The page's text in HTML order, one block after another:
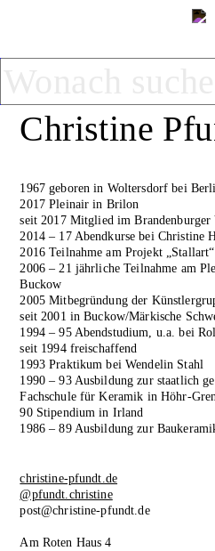
Christine
1967 geboren in Woltersdorf bei
2017 Pleinair in Brilon
seit 2017 Mitglied im Brandenburger
2014 – 17 Abendkurse bei Christine
2016 Teilnahme am Projekt
2006 – 21 jährliche Teilnahme am
Buckow
2005 Mitbegründung der
seit 2001 in Buckow/Märkische
1994 – 95 Abendstudium, u.a. bei
seit 1994 freischaffend
1993 Praktikum bei Wendelin Stahl
1990 – 93 Ausbildung zur staatlich
Fachschule für Keramik in Höhr-
90 Stipendium in Irland
1986 – 89 Ausbildung zur
christine-pfundt.de
@pfundt.christine
post@christine-pfundt.de
Am Roten Haus 4